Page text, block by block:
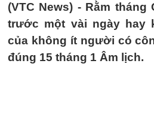
(VTC News) - Rằm tháng
trước một vài ngày hay
của không ít người có
đúng 15 tháng 1 Âm lịch.